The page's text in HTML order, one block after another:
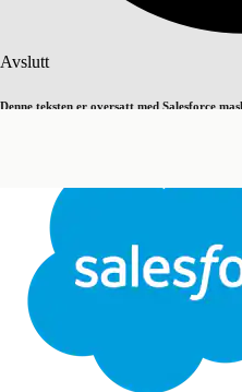
Avslutt
Denne teksten er oversatt med Salesforce
Avslutt Avslutt